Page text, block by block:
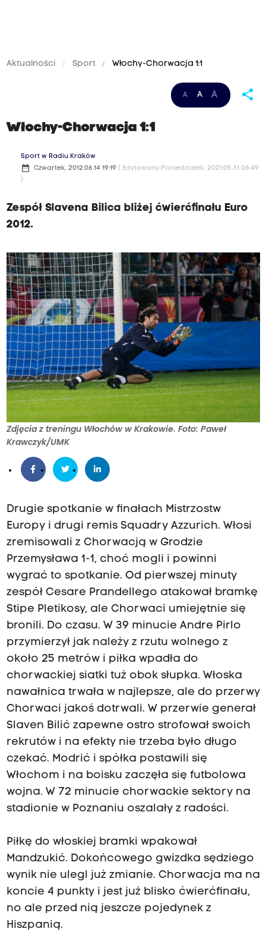
Aktualności Sport Włochy-Chorwacja 1:1
A A A share
Włochy-Chorwacja 1:1
Sport w Radiu Kraków
date_range Czwartek, 2012.06.14 19:19 ( Edytowany Poniedziałek, 2021.05.31 06:49
)
Zespół Slavena Bilica bliżej ćwierćfinału Euro
2012.
Zdjęcia z treningu Włochów w Krakowie. Foto: Paweł
Krawczyk/UMK
Drugie spotkanie w finałach Mistrzostw
Europy i drugi remis Squadry Azzurich. Włosi
zremisowali z Chorwacją w Grodzie
Przemysława 1-1, choć mogli i powinni
wygrać to spotkanie. Od pierwszej minuty
zespół Cesare Prandellego atakował bramkę
Stipe Pletikosy, ale Chorwaci umiejętnie się
bronili. Do czasu. W 39 minucie Andre Pirlo
przymierzył jak należy z rzutu wolnego z
około 25 metrów i piłka wpadła do
chorwackiej siatki tuż obok słupka. Włoska
nawałnica trwała w najlepsze, ale do przerwy
Chorwaci jakoś dotrwali. W przerwie generał
Slaven Bilić zapewne ostro strofował swoich
rekrutów i na efekty nie trzeba było długo
czekać. Modrić i spółka postawili się
Włochom i na boisku zaczęła się futbolowa
wojna. W 72 minucie chorwackie sektory na
stadionie w Poznaniu oszalały z radości.
Piłkę do włoskiej bramki wpakował
Mandzukić. Dokońcowego gwizdka sędziego
wynik nie ulegl już zmianie. Chorwacja ma na
koncie 4 punkty i jest już blisko ćwierćfinału,
no ale przed nią jeszcze pojedynek z
Hiszpanią.